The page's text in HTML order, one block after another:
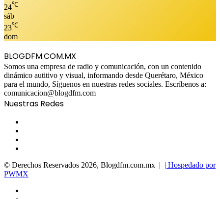
24℃
sáb
23℃
dom
BLOGDFM.COM.MX
Somos una empresa de radio y comunicación, con un contenido
dinámico autitivo y visual, informando desde Querétaro, México
para el mundo, Síguenos en nuestras redes sociales. Escríbenos a:
comunicacion@blogdfm.com
Nuestras Redes
© Derechos Reservados 2026, Blogdfm.com.mx | | Hospedado por
PWMX